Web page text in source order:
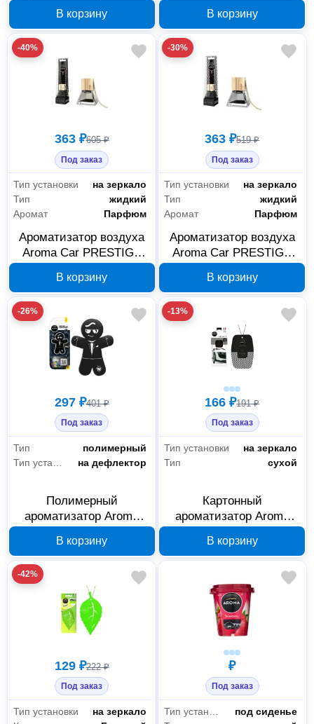
92289
В корзину В корзину
-40%
363 ₽605 ₽
Под заказ
Тип установки
на зеркало
Тип
жидкий
Аромат
Парфюм
Ароматизатор воздуха
Aroma Car PRESTIGE
подвесной 92531
В корзину
-30%
363 ₽519 ₽
Под заказ
Тип установки
на зеркало
Тип
жидкий
Аромат
Парфюм
Ароматизатор воздуха
Aroma Car PRESTIGE
подвесной 92529
В корзину
-26%
297 ₽401 ₽
Под заказ
Тип
полимерный
на дефлектор
Полимерный
ароматизатор Aroma
В корзину
-13%
166 ₽191 ₽
Под заказ
Тип установки
на зеркало
Тип
сухой
Картонный
ароматизатор Aroma
92664
В корзину
-42%
129 ₽222 ₽
Под заказ
Тип установки
на зеркало
₽
Под заказ
под сиденье